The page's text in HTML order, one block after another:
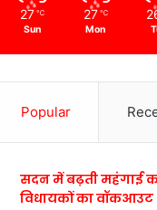
27 ℃
Sun
27 ℃
Mon
Popular
सदन में बढ़ती महंगाई
विधायकों का वॉकआउट